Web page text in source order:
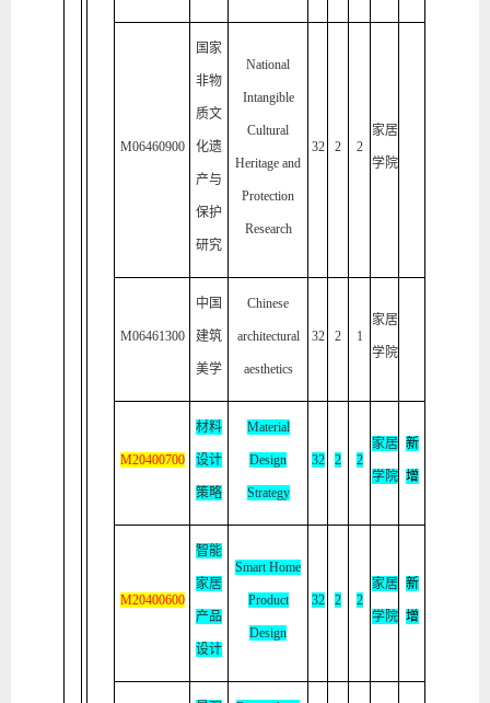
M06460900
国家
非物
质文
化遗
产与
保护
研究
National
Intangible
Cultural
Heritage and
Protection
Research
32 2 2
家居
学院
M06461300
中国
建筑
美学
Chinese
architectural
aesthetics
32 2 1
家居
学院
M20400700
材料
设计
策略
Material
Design
Strategy
32 2 2
家居
学院
新
增
M20400600
智能
家居
产品
设计
Smart Home
Product
Design
32 2 2
家居
学院
新
增